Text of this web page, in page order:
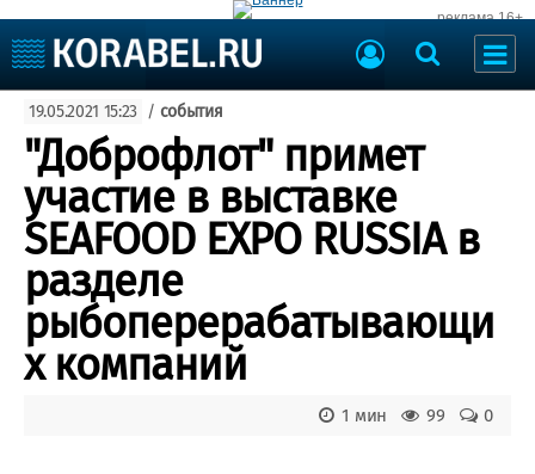
реклама 16+
Судоходство
Судоремонт
События
Пресс-релизы
Порты
Рыболовство
ВМФ
Яхты и катера
Еще
Судостроение
Пульс
Торговая площадка
Доска объявлений
Продажа флота
19.05.2021 15:23 / события
"Доброфлот" примет
участие в выставке
SEAFOOD EXPO RUSSIA в
разделе
рыбоперерабатывающи
х компаний
0
99
1 мин